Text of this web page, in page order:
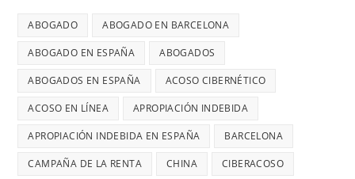
ABOGADO ABOGADO EN BARCELONA
ABOGADO EN ESPAÑA ABOGADOS
ABOGADOS EN ESPAÑA ACOSO CIBERNÉTICO
ACOSO EN LÍNEA APROPIACIÓN INDEBIDA
APROPIACIÓN INDEBIDA EN ESPAÑA BARCELONA
CAMPAÑA DE LA RENTA CHINA CIBERACOSO